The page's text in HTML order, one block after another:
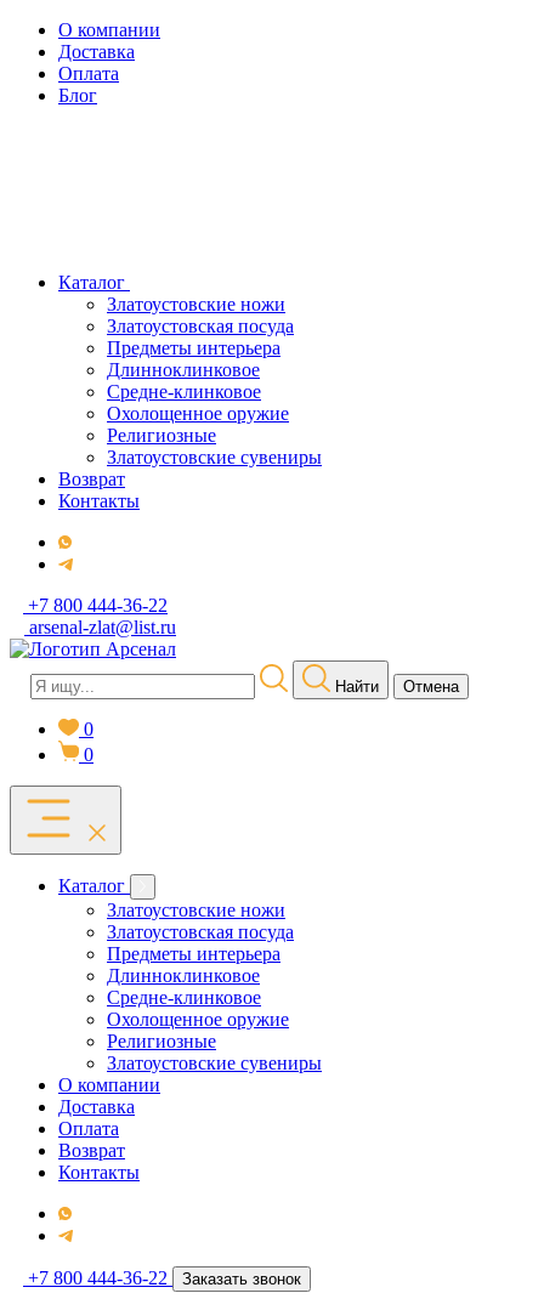
О компании
Доставка
Оплата
Блог
Каталог
Златоустовские ножи
Златоустовская посуда
Предметы интерьера
Длинноклинковое
Средне-клинковое
Охолощенное оружие
Религиозные
Златоустовские сувениры
Возврат
Контакты
+7 800 444-36-22
arsenal-zlat@list.ru
Найти Отмена
0
0
Каталог
Златоустовские ножи
Златоустовская посуда
Предметы интерьера
Длинноклинковое
Средне-клинковое
Охолощенное оружие
Религиозные
Златоустовские сувениры
О компании
Доставка
Оплата
Возврат
Контакты
+7 800 444-36-22 Заказать звонок